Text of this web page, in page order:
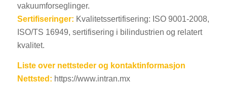
vakuumforseglinger.
Sertifiseringer: Kvalitetssertifisering: ISO 9001-2008,
ISO/TS 16949, sertifisering i bilindustrien og relatert
kvalitet.
Liste over nettsteder og kontaktinformasjon
Nettsted: https://www.intran.mx